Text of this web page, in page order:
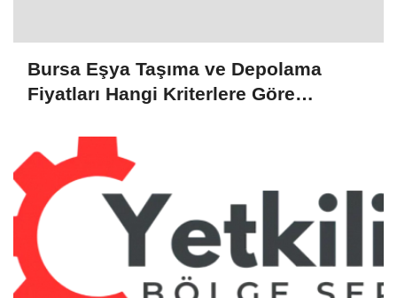
Bursa Eşya Taşıma ve Depolama
Fiyatları Hangi Kriterlere Göre